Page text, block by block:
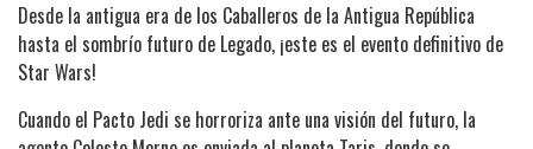
Desde la antigua era de los Caballeros de la Antigua República
hasta el sombrío futuro de Legado, ¡este es el evento definitivo de
Star Wars!
Cuando el Pacto Jedi se horroriza ante una visión del futuro, la